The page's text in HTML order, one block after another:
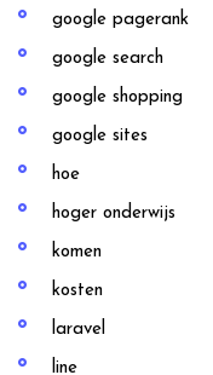
google pagerank
google search
google shopping
google sites
hoe
hoger onderwijs
komen
kosten
laravel
line